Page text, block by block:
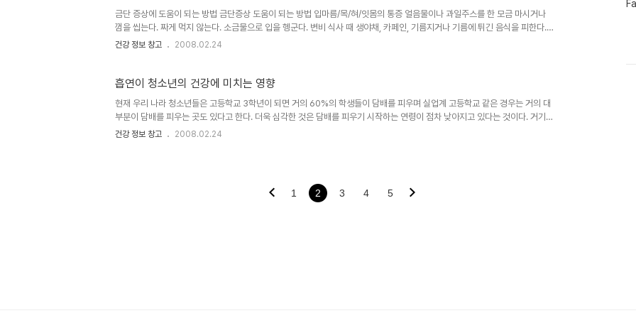
금단 증상에 도움이 되는 방법 금단증상 도움이 되는 방법 입마름/목/혀/잇몸의 통증 얼음물이나 과일주스를 한 모금 마시거나
껌을 씹는다. 짜게 먹지 않는다. 소금물으로 입을 헹군다. 변비 식사 때 생야채, 카페인, 기름지거나 기름에 튀긴 음식을 피한다.
매일 6-8잔의 물을 마신다. 소화불량 맵고 신 음식, 카페인, 기름지거나 기름에 튀긴 음식을 피한다. 잇몸출혈 구강세척제나 소
제거제는 피한다. 기침, 가래, 쉰 목소리 따뜻한 녹차물을 한 모금 마신다...
건강 정보 창고 2008.02.24
흡연이 청소년의 건강에 미치는 영향
현재 우리 나라 청소년들은 고등학교 3학년이 되면 거의 60%의 학생들이 담배를 피우며 실업계 고등학교 같은 경우는 거의 대
부분이 담배를 피우는 곳도 있다고 한다. 더욱 심각한 것은 담배를 피우기 시작하는 연령이 점차 낮아지고 있다는 것이다. 거기에
다 여학생의 흡연률이 급속하게 증가하고 있는 점도 심각한 문제도 대두되고 있다. 어린 학생들이 담배를 피우면 어른이 되어 담
건강 정보 창고 2008.02.24
1 2 3 4 5